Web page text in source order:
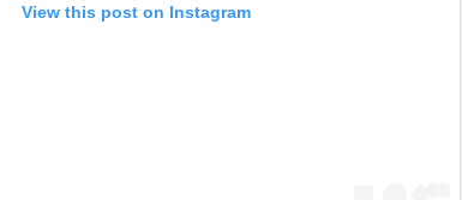
View this post on Instagram